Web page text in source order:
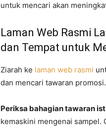
untuk mencari akan
Laman Web Rasmi
dan Tempat untuk
Ziarah ke laman web rasmi
dan mencari tawaran
Periksa bahagian tawaran
kemaskini mengenai sampel.